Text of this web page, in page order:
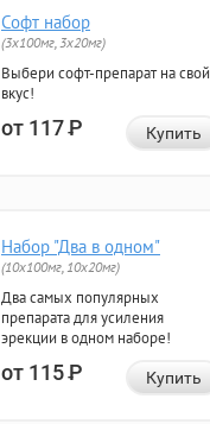
Софт набор
(3x100мг, 3x20мг)
Выбери софт-препарат на свой
вкус!
от 117Р Купить
Набор "Два в одном"
(10x100мг, 10x20мг)
Два самых популярных
препарата для усиления
эрекции в одном наборе!
от 115Р Купить